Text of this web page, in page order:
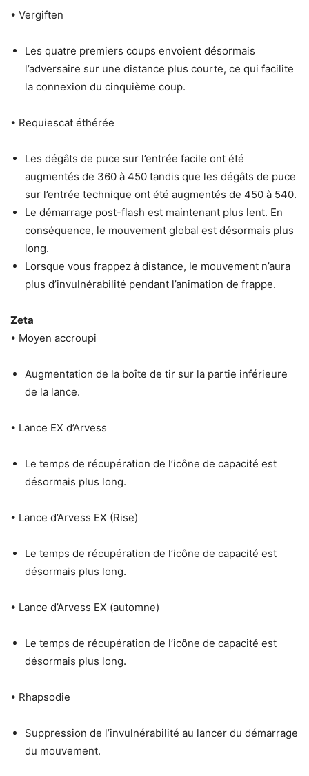
• Vergiften
Les quatre premiers coups envoient désormais
l’adversaire sur une distance plus courte, ce qui facilite
la connexion du cinquième coup.
• Requiescat éthérée
Les dégâts de puce sur l’entrée facile ont été
augmentés de 360 ​​à 450 tandis que les dégâts de puce
sur l’entrée technique ont été augmentés de 450 à 540.
Le démarrage post-flash est maintenant plus lent. En
conséquence, le mouvement global est désormais plus
long.
Lorsque vous frappez à distance, le mouvement n’aura
plus d’invulnérabilité pendant l’animation de frappe.
Zeta
• Moyen accroupi
Augmentation de la boîte de tir sur la partie inférieure
de la lance.
• Lance EX d’Arvess
Le temps de récupération de l’icône de capacité est
désormais plus long.
• Lance d’Arvess EX (Rise)
Le temps de récupération de l’icône de capacité est
désormais plus long.
• Lance d’Arvess EX (automne)
Le temps de récupération de l’icône de capacité est
désormais plus long.
• Rhapsodie
Suppression de l’invulnérabilité au lancer du démarrage
du mouvement.